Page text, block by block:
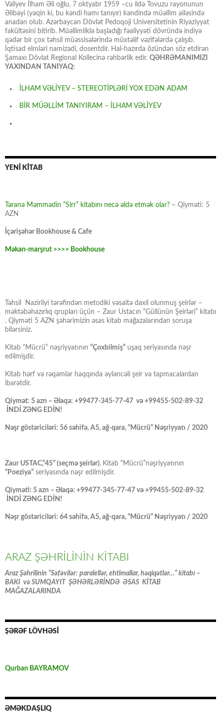
Vəliyev İlham Əli oğlu, 7 oktyabr 1959 –cu ildə Tovuzu rayonunun
Əlibəyi (yəqin ki, bu kəndi hamı tanıyır) kəndində müəllim ailəsində
anadan olub. Azərbaycan Dövlət Pedoqoji Universitetinin Riyaziyyat
fakültəsini bitirib. Müəllimliklə başladığı fəaliyyəti dövründə indiyə
qədər bir çox təhsil müəssisələrində müxtəlif vəzifələrdə çalışıb.
İqtisad elmləri namizədi, dosentdir. Hal-hazırda özündən söz etdirən
Şamaxı Dövlət Regional Kollecinə rəhbərlik edir. QƏHRƏMANIMIZI
YAXINDAN TANIYAQ:
İLHAM VƏLİYEV – STEREOTİPLƏRİ YOX EDƏN ADAM
BİR MÜƏLLİM TANIYIRAM – İLHAM VƏLİYEV
YENİ KİTAB
Təranə Məmmədin “Sirr” kitabını necə əldə etmək olar? – Qiyməti: 5
AZN
İçərişəhər Bookhouse & Cafe
Məkan-marşrut >>>> Bookhouse
Təhsil Nazirliyi tərəfindən metodiki vəsaitə daxil olunmuş şeirlər –
məktəbəhazırlıq qrupları üçün – Zaur Ustacın “Güllünün Şeirləri” kitabı
. Qiyməti 5 AZN şəhərimizin əsas kitab mağazalarından soruşa
bilərsiniz.
Kitab “Mücrü” nəşriyyatının “Çoxbilmiş” uşaq seriyasında nəşr
edilmişdir.
Kitab hərf və rəqəmlər haqqında əyləncəli şeir və tapmacalardan
ibarətdir.
Qiymət: 5 azn – Əlaqə: +99477-345-77-47 və +99455-502-89-32
İNDİ ZƏNG EDİN!
Nəşr göstəriciləri: 56 səhifə, A5, ağ-qara, “Mücrü” Nəşriyyatı / 2020
Zaur USTAC,“45” (seçmə şeirlər). Kitab “Mücrü”nəşriyyatının
“Poeziya” seriyasında nəşr edilmişdir.
Qiyməti: 5 azn – Əlaqə: +99477-345-77-47 və +99455-502-89-32
İNDİ ZƏNG EDİN!
Nəşr göstəriciləri: 64 səhifə, A5, ağ-qara, “Mücrü” Nəşriyyatı / 2020
ARAZ ŞƏHRİLİNİN KİTABI
Araz Şəhrilinin “Səfəvilər: paralellər, ehtimallar, həqiqətlər…” kitabı –
BAKI və SUMQAYIT ŞƏHƏRLƏRİNDƏ ƏSAS KİTAB
MAĞAZALARINDA
ŞƏRƏF LÖVHƏSİ
Qurban BAYRAMOV
ƏMƏKDAŞLIQ